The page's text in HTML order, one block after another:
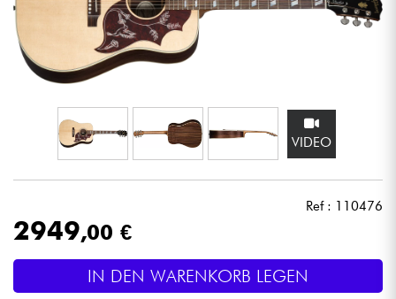
Studio
Kopfhörer
Mikros
Licht
VIDEO
Ref : 110476
2949,00 €
IN DEN WARENKORB LEGEN